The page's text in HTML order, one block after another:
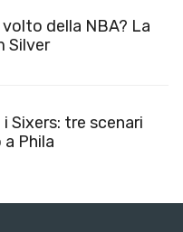
della NBA? La
Silver
Sixers: tre scenari
Phila